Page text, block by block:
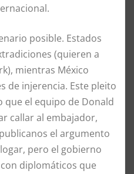
posible. Estados
(quieren a
mientras México
de injerencia. Este pleito
que el equipo de Donald
callar al embajador,
el argumento
pero el gobierno
diplomáticos que